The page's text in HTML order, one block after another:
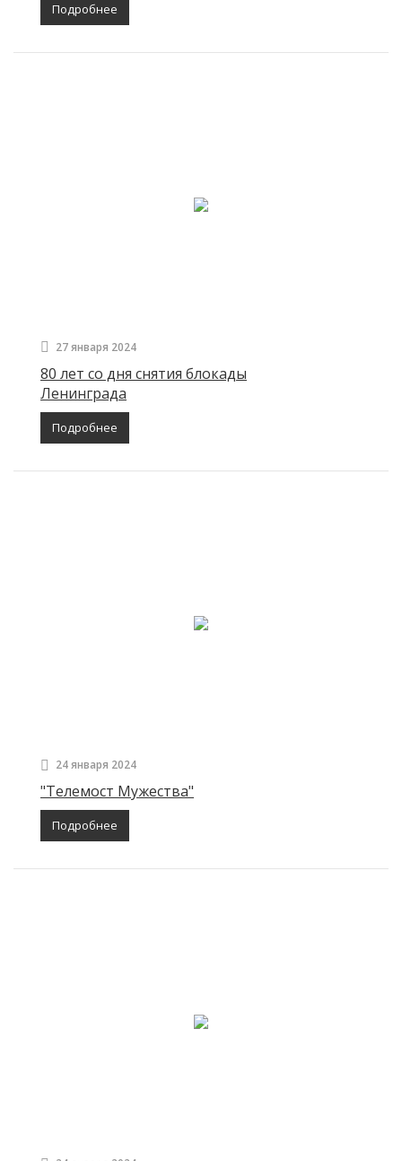
Подробнее
27 января 2024
80 лет со дня снятия блокады
Ленинграда
Подробнее
24 января 2024
"Телемост Мужества"
Подробнее